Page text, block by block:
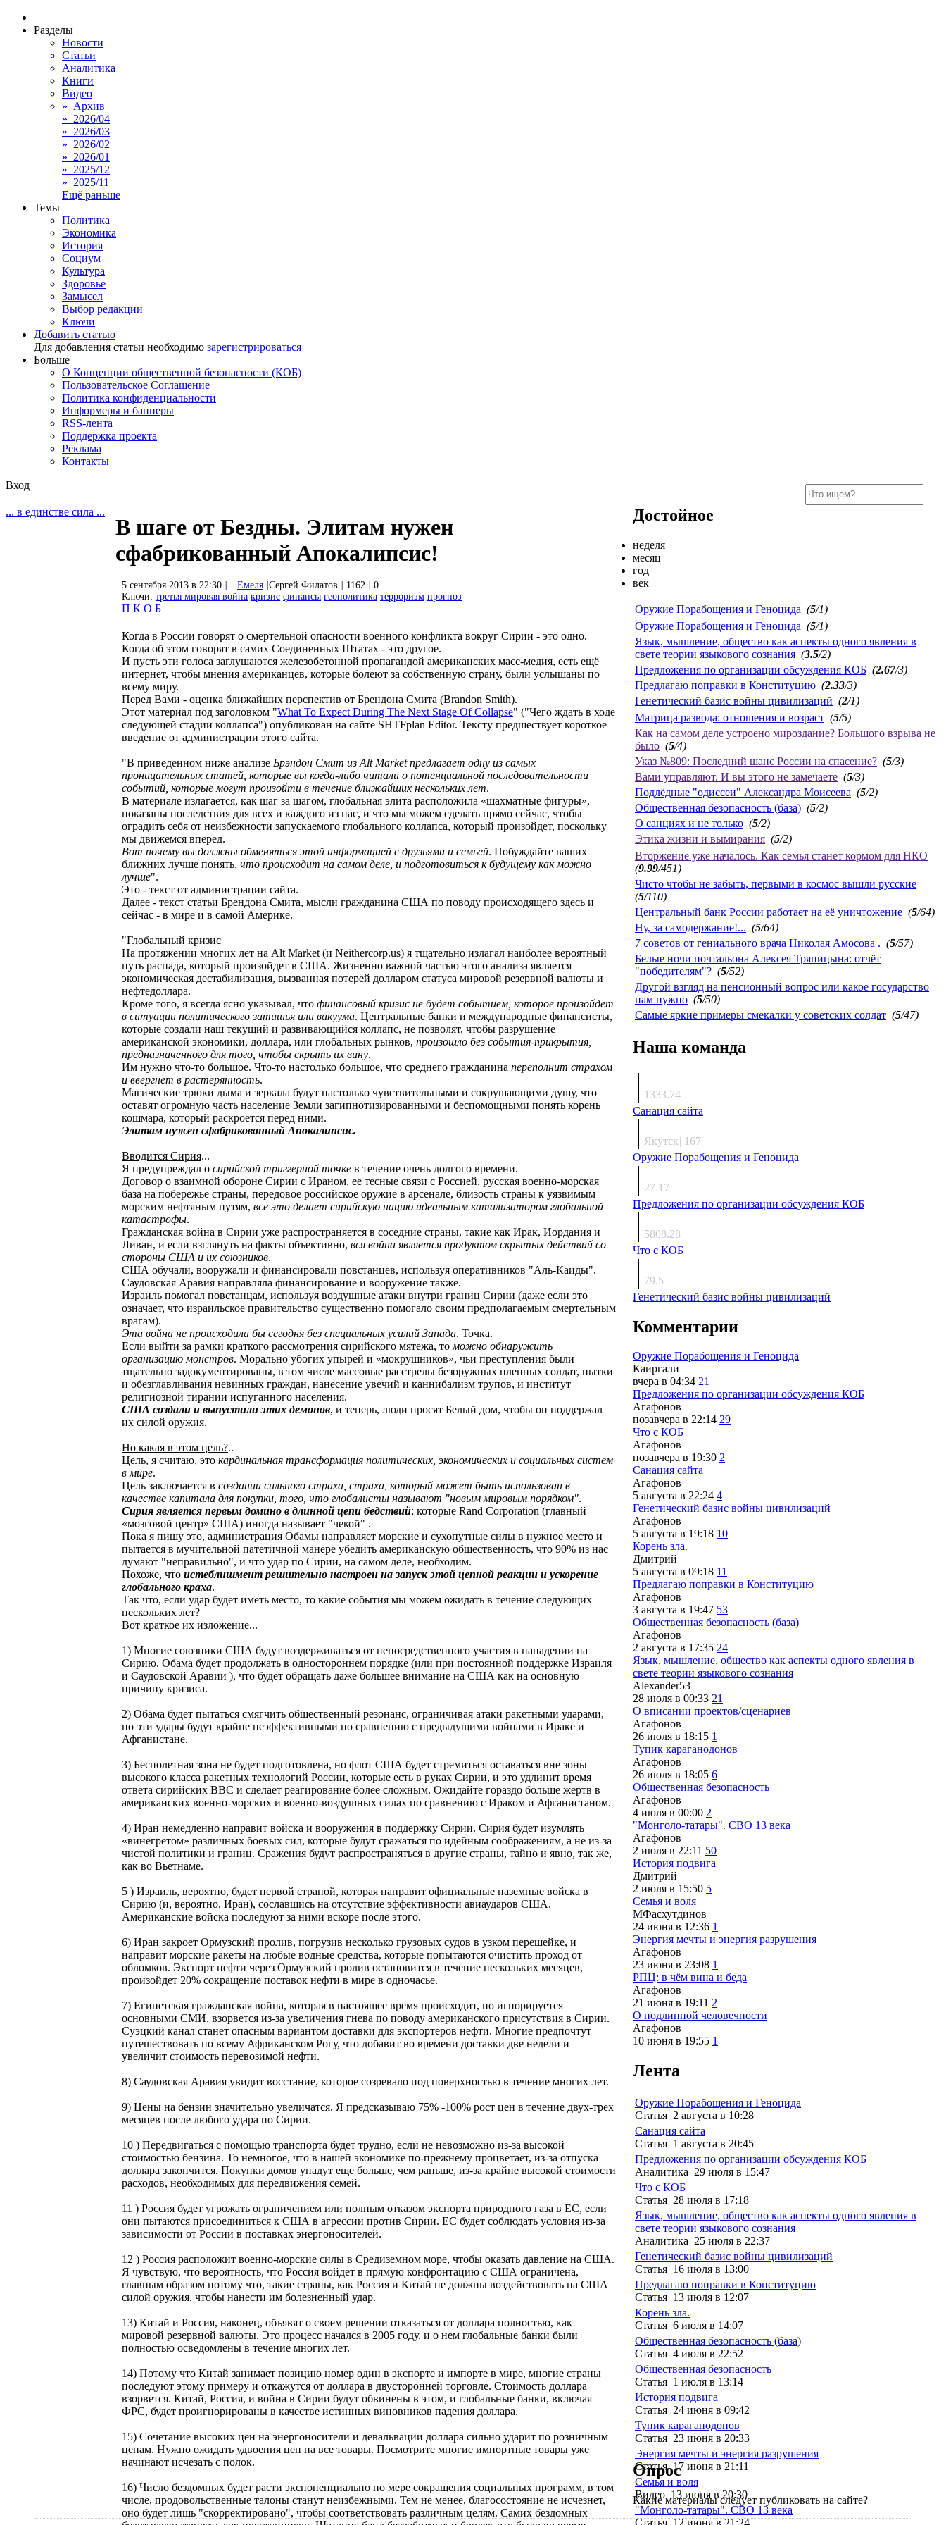
Разделы
Новости
Статьи
Аналитика
Книги
Видео
» Архив
» 2026/04
» 2026/03
» 2026/02
» 2026/01
» 2025/12
» 2025/11
Ещё раньше
Темы
Политика
Экономика
История
Социум
Культура
Здоровье
Замысел
Выбор редакции
Ключи
Добавить статью
Для добавления статьи необходимо зарегистрироваться
Больше
О Концепции общественной безопасности (КОБ)
Пользовательское Соглашение
Политика конфиденциальности
Информеры и баннеры
RSS-лента
Поддержка проекта
Реклама
Контакты
Вход
... в единстве сила ...
В шаге от Бездны. Элитам нужен
сфабрикованный Апокалипсис!
5 сентября 2013 в 22:30 Емеля Сергей Филатов 1162
0
Ключи: третья мировая война кризис финансы геополитика терроризм прогноз
П К О Б
Когда в России говорят о смертельной опасности военного конфликта вокруг Сирии - это одно.
Когда об этом говорят в самих Соединенных Штатах - это другое.
И пусть эти голоса заглушаются железобетонной пропагандой американских масс-медия, есть ещё
интернет, чтобы мнения американцев, которые болеют за собственную страну, были услышаны по
всему миру.
Перед Вами - оценка ближайших перспектив от Брендона Смита (Brandon Smith).
Этот материал под заголовком "What To Expect During The Next Stage Of Collapse" ("Чего ждать в ходе
следующей стадии коллапса") опубликован на сайте SHTFplan Editor. Тексту предшествует короткое
введение от администрации этого сайта.
"В приведенном ниже анализе Брэндон Смит из Alt Market предлагает одну из самых
проницательных статей, которые вы когда-либо читали о потенциальной последовательности
событий, которые могут произойти в течение ближайших нескольких лет.
В материале излагается, как шаг за шагом, глобальная элита расположила «шахматные фигуры»,
показаны последствия для всех и каждого из нас, и что мы можем сделать прямо сейчас, чтобы
оградить себя от неизбежности запускаемого глобального коллапса, который произойдет, поскольку
мы движемся вперед.
Вот почему вы должны обменяться этой информацией с друзьями и семьей. Побуждайте ваших
ближних лучше понять, что происходит на самом деле, и подготовиться к будущему как можно
лучше".
Это - текст от администрации сайта.
Далее - текст статьи Брендона Смита, мысли гражданина США по поводу происходящего здесь и
сейчас - в мире и в самой Америке.
"Глобальный кризис
На протяжении многих лет на Alt Market (и Neithercorp.us) я тщательно излагал наиболее вероятный
путь распада, который произойдет в США. Жизненно важной частью этого анализа является
экономическая дестабилизация, вызванная потерей долларом статуса мировой резервной валюты и
нефтедоллара.
Кроме того, я всегда ясно указывал, что финансовый кризис не будет событием, которое произойдет
в ситуации политического затишья или вакуума. Центральные банки и международные финансисты,
которые создали наш текущий и развивающийся коллапс, не позволят, чтобы разрушение
американской экономики, доллара, или глобальных рынков, произошло без события-прикрытия,
предназначенного для того, чтобы скрыть их вину.
Им нужно что-то большое. Что-то настолько большое, что среднего гражданина переполнит страхом
и ввергнет в растерянность.
Магические трюки дыма и зеркала будут настолько чувствительными и сокрушающими душу, что
оставят огромную часть население Земли загипнотизированными и беспомощными понять корень
кошмара, который раскроется перед ними.
Элитам нужен сфабрикованный Апокалипсис.
Вводится Сирия...
Я предупреждал о сирийской триггерной точке в течение очень долгого времени.
Договор о взаимной обороне Сирии с Ираном, ее тесные связи с Россией, русская военно-морская
база на побережье страны, передовое российское оружие в арсенале, близость страны к уязвимым
морским нефтяным путям, все это делает сирийскую нацию идеальным катализатором глобальной
катастрофы.
Гражданская война в Сирии уже распространяется в соседние страны, такие как Ирак, Иордания и
Ливан, и если взглянуть на факты объективно, вся война является продуктом скрытых действий со
стороны США и их союзников.
США обучали, вооружали и финансировали повстанцев, используя оперативников "Аль-Каиды".
Саудовская Аравия направляла финансирование и вооружение также.
Израиль помогал повстанцам, используя воздушные атаки внутри границ Сирии (даже если это
означает, что израильское правительство существенно помогало своим предполагаемым смертельным
врагам).
Эта война не происходила бы сегодня без специальных усилий Запада. Точка.
Если выйти за рамки краткого рассмотрения сирийского мятежа, то можно обнаружить
организацию монстров. Морально убогих упырей и «мокрушников», чьи преступления были
тщательно задокументированы, в том числе массовые расстрелы безоружных пленных солдат, пытки
и обезглавливания невинных граждан, нанесение увечий и каннибализм трупов, и институт
религиозной тирании испуганного населения.
США создали и выпустили этих демонов, и теперь, люди просят Белый дом, чтобы он поддержал
их силой оружия.
Но какая в этом цель?..
Цель, я считаю, это кардинальная трансформация политических, экономических и социальных систем
в мире.
Цель заключается в создании сильного страха, страха, который может быть использован в
качестве капитала для покупки, того, что глобалисты называют "новым мировым порядком".
Сирия является первым домино в длинной цепи бедствий; которые Rand Corporation (главный
«мозговой центр» США) иногда называет "чекой" .
Пока я пишу это, администрация Обамы направляет морские и сухопутные силы в нужное место и
пытается в мучительной патетичной манере убедить американскую общественность, что 90% из нас
думают "неправильно", и что удар по Сирии, на самом деле, необходим.
Похоже, что истеблишмент решительно настроен на запуск этой цепной реакции и ускорение
глобального краха.
Так что, если удар будет иметь место, то какие события мы можем ожидать в течение следующих
нескольких лет?
Вот краткое их изложение...
1) Многие союзники США будут воздерживаться от непосредственного участия в нападении на
Сирию. Обама будет продолжать в одностороннем порядке (или при постоянной поддержке Израиля
и Саудовской Аравии ), что будет обращать даже большее внимание на США как на основную
причину кризиса.
2) Обама будет пытаться смягчить общественный резонанс, ограничивая атаки ракетными ударами,
но эти удары будут крайне неэффективными по сравнению с предыдущими войнами в Ираке и
Афганистане.
3) Бесполетная зона не будет подготовлена, но флот США будет стремиться оставаться вне зоны
высокого класса ракетных технологий России, которые есть в руках Сирии, и это удлинит время
ответа сирийских ВВС и сделает реагирование более сложным. Ожидайте гораздо больше жертв в
американских военно-морских и военно-воздушных силах по сравнению с Ираком и Афганистаном.
4) Иран немедленно направит войска и вооружения в поддержку Сирии. Сирия будет изумлять
«винегретом» различных боевых сил, которые будут сражаться по идейным соображениям, а не из-за
чистой политики и границ. Сражения будут распространяться в другие страны, тайно и явно, так же,
как во Вьетнаме.
5 ) Израиль, вероятно, будет первой страной, которая направит официальные наземные войска в
Сирию (и, вероятно, Иран), сославшись на отсутствие эффективности авиаударов США.
Американские войска последуют за ними вскоре после этого.
6) Иран закроет Ормузский пролив, погрузив несколько грузовых судов в узком перешейке, и
направит морские ракеты на любые водные средства, которые попытаются очистить проход от
обломков. Экспорт нефти через Ормузский пролив остановится в течение нескольких месяцев,
произойдет 20% сокращение поставок нефти в мире в одночасье.
7) Египетская гражданская война, которая в настоящее время происходит, но игнорируется
основными СМИ, взорвется из-за увеличения гнева по поводу американского присутствия в Сирии.
Суэцкий канал станет опасным вариантом доставки для экспортеров нефти. Многие предпочтут
путешествовать по всему Африканском Рогу, что добавит во времени доставки две недели и
увеличит стоимость перевозимой нефти.
8) Саудовская Аравия увидит восстание, которое созревало под поверхностью в течение многих лет.
9) Цены на бензин значительно увеличатся. Я предсказываю 75% -100% рост цен в течение двух-трех
месяцев после любого удара по Сирии.
10 ) Передвигаться с помощью транспорта будет трудно, если не невозможно из-за высокой
стоимостью бензина. То немногое, что в нашей экономике по-прежнему процветает, из-за отпуска
доллара закончится. Покупки домов упадут еще больше, чем раньше, из-за крайне высокой стоимости
расходов, необходимых для передвижения семей.
11 ) Россия будет угрожать ограничением или полным отказом экспорта природного газа в ЕС, если
они пытаются присоединиться к США в агрессии против Сирии. ЕС будет соблюдать условия из-за
зависимости от России в поставках энергоносителей.
12 ) Россия расположит военно-морские силы в Средиземном море, чтобы оказать давление на США.
Я чувствую, что вероятность, что Россия войдет в прямую конфронтацию с США ограничена,
главным образом потому что, такие страны, как Россия и Китай не должны воздействовать на США
силой оружия, чтобы нанести им болезненный удар.
13) Китай и Россия, наконец, объявят о своем решении отказаться от доллара полностью, как
мировой резервной валюты. Это процесс начался в 2005 году, и о нем глобальные банки были
полностью осведомлены в течение многих лет.
14) Потому что Китай занимает позицию номер один в экспорте и импорте в мире, многие страны
последуют этому примеру и откажутся от доллара в двусторонней торговле. Стоимость доллара
взорвется. Китай, Россия, и война в Сирии будут обвинены в этом, и глобальные банки, включая
ФРС, будет проигнорированы в качестве истинных виновников падения доллара.
15) Сочетание высоких цен на энергоносители и девальвации доллара сильно ударит по розничным
ценам. Нужно ожидать удвоения цен на все товары. Посмотрите многие импортные товары уже
начинают исчезать с полок.
16) Число бездомных будет расти экспоненциально по мере сокращения социальных программ, в том
числе, продовольственные талоны станут неизбежными. Тем не менее, благосостояние не исчезнет,
оно будет лишь "скорректировано", чтобы соответствовать различным целям. Самих бездомных
Достойное
неделя
месяц
год
век
Оружие Порабощения и Геноцида (5/1)
Оружие Порабощения и Геноцида (5/1)
Язык, мышление, общество как аспекты одного явления в
свете теории языкового сознания (3.5/2)
Предложения по организации обсуждения КОБ (2.67/3)
Предлагаю поправки в Конституцию (2.33/3)
Генетический базис войны цивилизаций (2/1)
Матрица развода: отношения и возраст (5/5)
Как на самом деле устроено мироздание? Большого взрыва не
было (5/4)
Указ №809: Последний шанс России на спасение? (5/3)
Вами управляют. И вы этого не замечаете (5/3)
Подлёдные "одиссеи" Александра Моисеева (5/2)
Общественная безопасность (база) (5/2)
О санциях и не только (5/2)
Этика жизни и вымирания (5/2)
Вторжение уже началось. Как семья станет кормом для НКО
(9.99/451)
Чисто чтобы не забыть, первыми в космос вышли русские
(5/110)
Центральный банк России работает на её уничтожение (5/64)
Ну, за самодержание!... (5/64)
7 советов от гениального врача Николая Амосова . (5/57)
Белые ночи почтальона Алексея Тряпицына: отчёт
"победителям"? (5/52)
Другой взгляд на пенсионный вопрос или какое государство
нам нужно (5/50)
Самые яркие примеры смекалки у советских солдат (5/47)
Наша команда
1333.74
Санация сайта
Якутск| 167
Оружие Порабощения и Геноцида
27.17
Предложения по организации обсуждения КОБ
5808.28
Что с КОБ
79.5
Генетический базис войны цивилизаций
Комментарии
Оружие Порабощения и Геноцида
Каиргали
вчера в 04:34 21
Предложения по организации обсуждения КОБ
Агафонов
позавчера в 22:14 29
Что с КОБ
Агафонов
позавчера в 19:30 2
Санация сайта
Агафонов
5 августа в 22:24 4
Генетический базис войны цивилизаций
Агафонов
5 августа в 19:18 10
Корень зла.
Дмитрий
5 августа в 09:18 11
Предлагаю поправки в Конституцию
Агафонов
3 августа в 19:47 53
Общественная безопасность (база)
Агафонов
2 августа в 17:35 24
Язык, мышление, общество как аспекты одного явления в
свете теории языкового сознания
Alexander53
28 июля в 00:33 21
О вписании проектов/сценариев
Агафонов
26 июля в 18:15 1
Тупик караганодонов
Агафонов
26 июля в 18:05 6
Общественная безопасность
Агафонов
4 июля в 00:00 2
"Монголо-татары". СВО 13 века
Агафонов
2 июля в 22:11 50
История подвига
Дмитрий
2 июля в 15:50 5
Семья и воля
МФасхутдинов
24 июня в 12:36 1
Энергия мечты и энергия разрушения
Агафонов
23 июня в 23:08 1
РПЦ: в чём вина и беда
Агафонов
21 июня в 19:11 2
О подлинной человечности
Агафонов
10 июня в 19:55 1
Лента
Оружие Порабощения и Геноцида
Статья| 2 августа в 10:28
Санация сайта
Статья| 1 августа в 20:45
Предложения по организации обсуждения КОБ
Аналитика| 29 июля в 15:47
Что с КОБ
Статья| 28 июля в 17:18
Язык, мышление, общество как аспекты одного явления в
свете теории языкового сознания
Аналитика| 25 июля в 22:37
Генетический базис войны цивилизаций
Статья| 16 июля в 13:00
Предлагаю поправки в Конституцию
Статья| 13 июля в 12:07
Корень зла.
Статья| 6 июля в 14:07
Общественная безопасность (база)
Статья| 4 июля в 22:52
Общественная безопасность
Статья| 1 июля в 13:14
История подвига
Статья| 24 июня в 09:42
Тупик караганодонов
Статья| 23 июня в 20:33
Энергия мечты и энергия разрушения
Статья| 17 июня в 21:11
Семья и воля
Видео| 13 июня в 20:30
"Монголо-татары". СВО 13 века
Опрос
Какие материалы следует публиковать на сайте?